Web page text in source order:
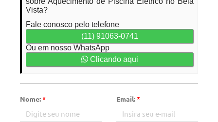
Vista?
Fale conosco pelo telefone
(11) 91063-0741
Ou em nosso WhatsApp
Clicando aqui
Nome:* Email:*